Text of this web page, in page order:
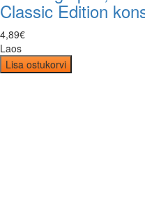
Classic Edition
4,89€
Laos
Lisa ostukorvi